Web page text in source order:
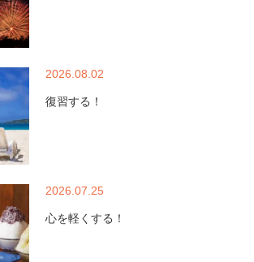
2026.08.02
復習する！
2026.07.25
心を軽くする！